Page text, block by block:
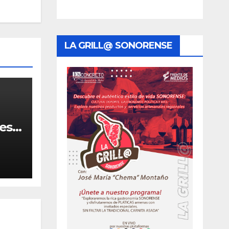
LA GRILL@ SONORENSE